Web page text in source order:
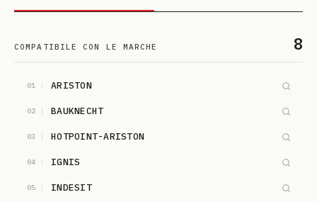
COMPATIBILE CON LE MARCHE 8
01 ARISTON
02 BAUKNECHT
03 HOTPOINT-ARISTON
04 IGNIS
05 INDESIT